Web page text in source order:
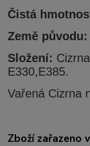
Čistá
Země původu:
Složení:
E330,E385.
Vařená Cizrna
Zboží zařazeno